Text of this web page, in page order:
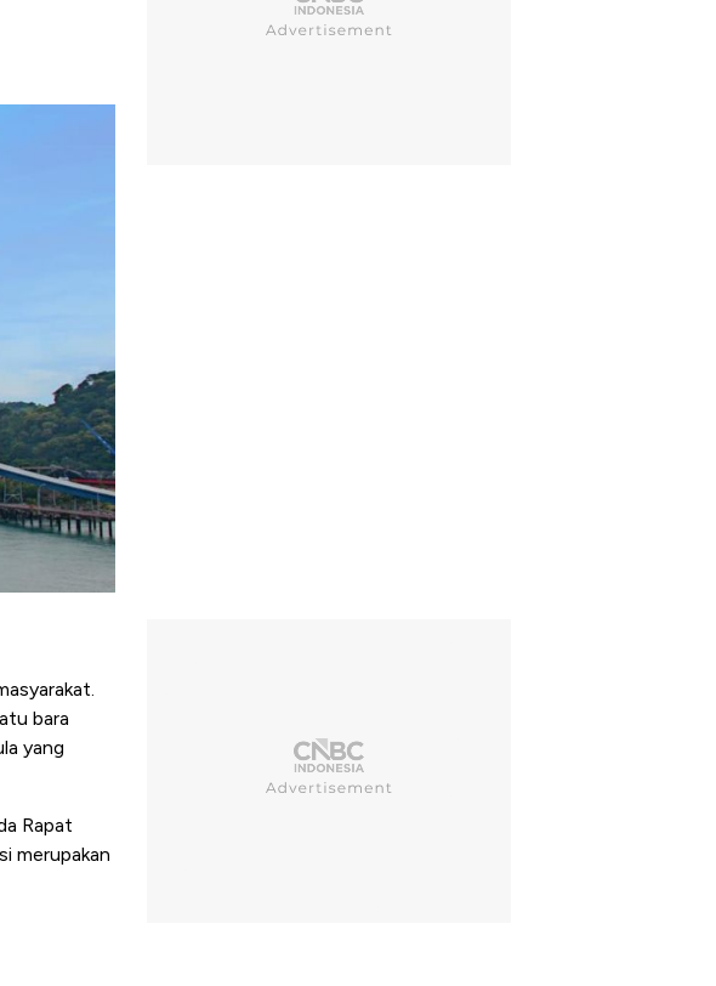
bara
yang
Rapat
merupakan